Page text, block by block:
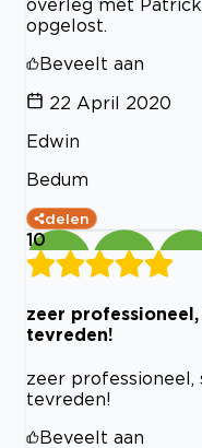
overleg met
opgelost.
Beveelt aan
22 April 2020
Edwin
Bedum
delen
10
zeer
tevreden!
zeer professioneel,
tevreden!
Beveelt aan